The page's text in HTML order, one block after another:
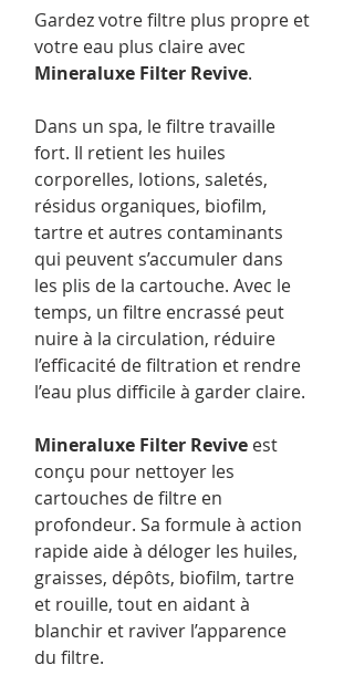
Gardez votre filtre plus propre et
votre eau plus claire avec
Mineraluxe Filter Revive.
Dans un spa, le filtre travaille
fort. Il retient les huiles
corporelles, lotions, saletés,
résidus organiques, biofilm,
tartre et autres contaminants
qui peuvent s’accumuler dans
les plis de la cartouche. Avec le
temps, un filtre encrassé peut
nuire à la circulation, réduire
l’efficacité de filtration et rendre
l’eau plus difficile à garder claire.
Mineraluxe Filter Revive est
conçu pour nettoyer les
cartouches de filtre en
profondeur. Sa formule à action
rapide aide à déloger les huiles,
graisses, dépôts, biofilm, tartre
et rouille, tout en aidant à
blanchir et raviver l’apparence
du filtre.